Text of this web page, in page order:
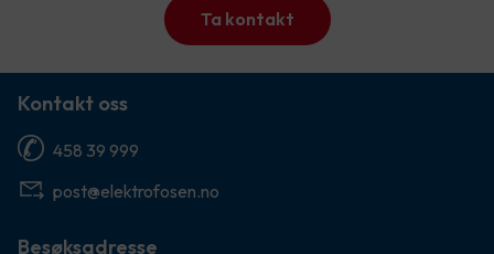
Ta kontakt
Kontakt oss
458 39 999
post@elektrofosen.no
Besøksadresse